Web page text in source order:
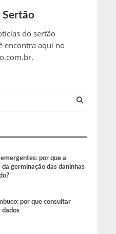
Sertão
do sertão
encontra aqui no
por que a
da germinação das daninhas
por que consultar
dados